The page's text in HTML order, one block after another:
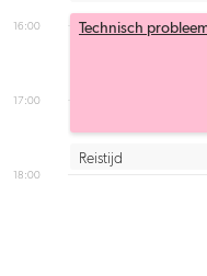
16:00
17:00
18:00
Technisch
Reistijd